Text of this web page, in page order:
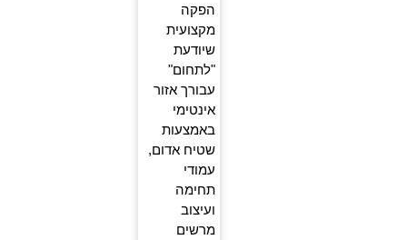
הפקה
מקצועית
שיודעת
"לתחום"
עבורך אזור
אינטימי
באמצעות
שטיח אדום,
עמודי
תחימה
ועיצוב
מרשים